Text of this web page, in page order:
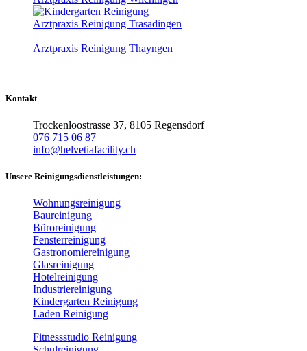
Arztpraxis Reinigung Trasadingen
Arztpraxis Reinigung Thayngen
Kontakt
Trockenloostrasse 37, 8105 Regensdorf
076 715 06 87
info@helvetiafacility.ch
Unsere Reinigungsdienstleistungen:
Wohnungsreinigung
Baureinigung
Büroreinigung
Fensterreinigung
Gastronomiereinigung
Glasreinigung
Hotelreinigung
Industriereinigung
Kindergarten Reinigung
Laden Reinigung
Fitnessstudio Reinigung